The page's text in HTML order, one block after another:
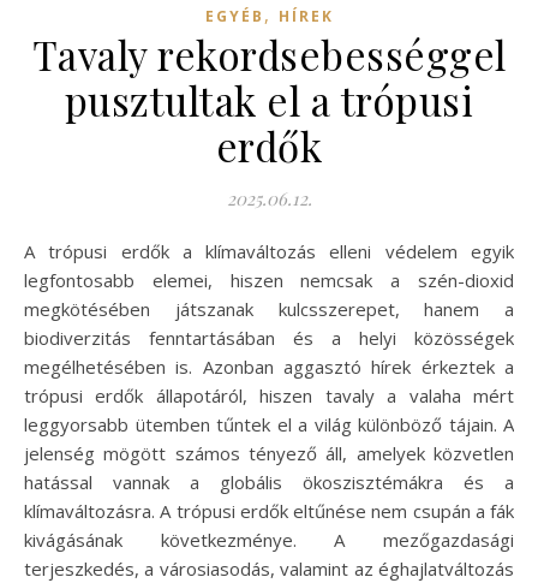
EGYÉB , HÍREK
Tavaly rekordsebességgel
pusztultak el a trópusi
erdők
2025.06.12.
A trópusi erdők a klímaváltozás elleni védelem egyik
legfontosabb elemei, hiszen nemcsak a szén-dioxid
megkötésében játszanak kulcsszerepet, hanem a
biodiverzitás fenntartásában és a helyi közösségek
megélhetésében is. Azonban aggasztó hírek érkeztek a
trópusi erdők állapotáról, hiszen tavaly a valaha mért
leggyorsabb ütemben tűntek el a világ különböző tájain. A
jelenség mögött számos tényező áll, amelyek közvetlen
hatással vannak a globális ökoszisztémákra és a
klímaváltozásra. A trópusi erdők eltűnése nem csupán a fák
kivágásának következménye. A mezőgazdasági
terjeszkedés, a városiasodás, valamint az éghajlatváltozás